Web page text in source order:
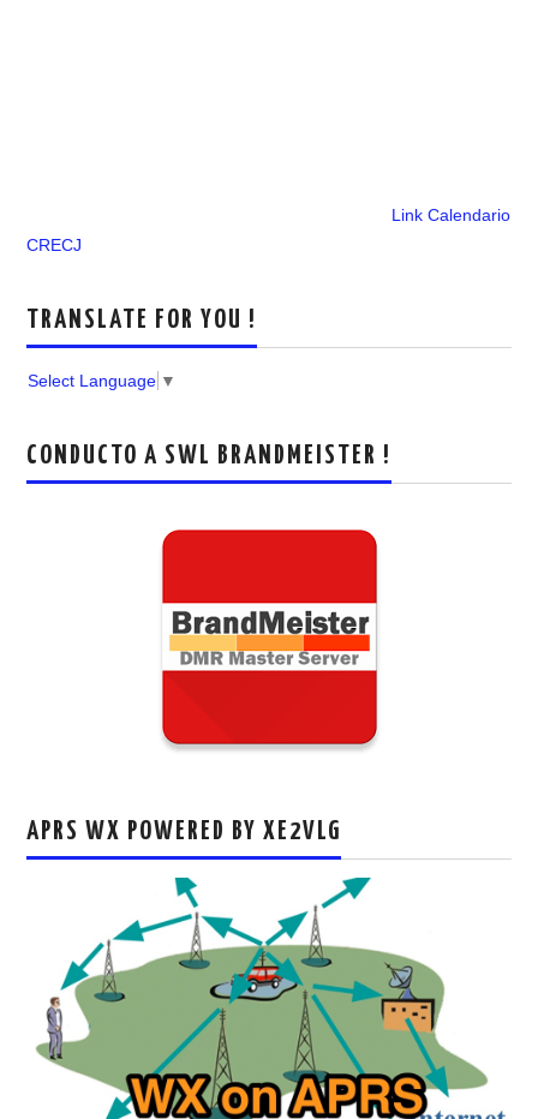
Link Calendario
CRECJ
TRANSLATE FOR YOU !
Select Language ▼
CONDUCTO A SWL BRANDMEISTER !
APRS WX POWERED BY XE2VLG